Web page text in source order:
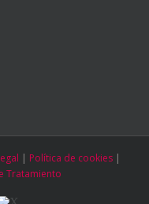
| Política de cookies |
Tratamiento